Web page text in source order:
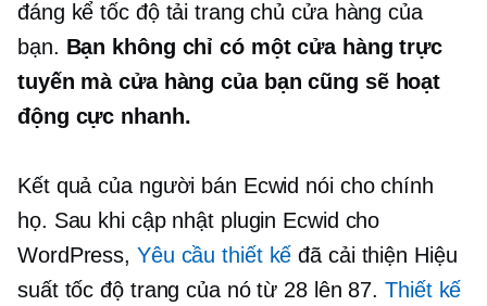
đáng kể tốc độ tải trang chủ cửa hàng của
bạn. Bạn không chỉ có một cửa hàng trực
tuyến mà cửa hàng của bạn cũng sẽ hoạt
động cực nhanh.
Kết quả của người bán Ecwid nói cho chính
họ. Sau khi cập nhật plugin Ecwid cho
WordPress, Yêu cầu thiết kế đã cải thiện Hiệu
suất tốc độ trang của nó từ 28 lên 87.Thiết kế